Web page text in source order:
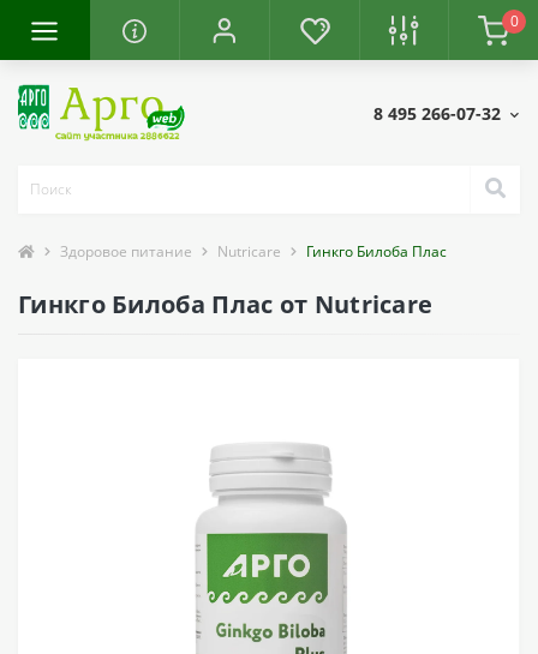
0
8 495 266-07-32
Здоровое питание Nutricare Гинкго Билоба Плас
Гинкго Билоба Плас от Nutricare